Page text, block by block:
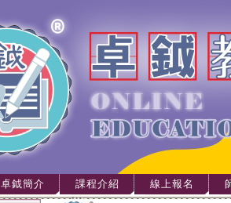
卓鉞簡介 課程介紹 線上報名